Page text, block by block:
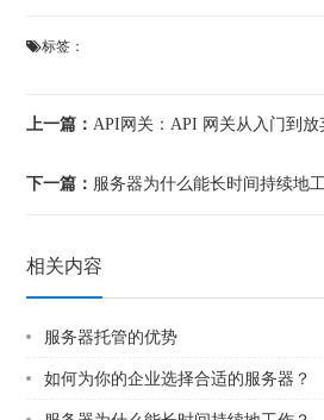
标签：
上一篇：API网关：API 网关从入门到放
下一篇： 服务器为什么能长时间持续地
相关内容
服务器托管的优势
如何为你的企业选择合适的服务器？